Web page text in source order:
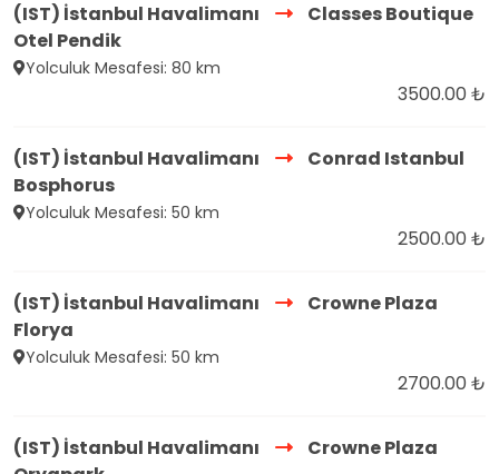
(IST) İstanbul Havalimanı
Classes Boutique
Otel Pendik
Yolculuk Mesafesi: 80 km
3500.00 ₺
(IST) İstanbul Havalimanı
Conrad Istanbul
Bosphorus
Yolculuk Mesafesi: 50 km
2500.00 ₺
(IST) İstanbul Havalimanı
Crowne Plaza
Florya
Yolculuk Mesafesi: 50 km
2700.00 ₺
(IST) İstanbul Havalimanı
Crowne Plaza